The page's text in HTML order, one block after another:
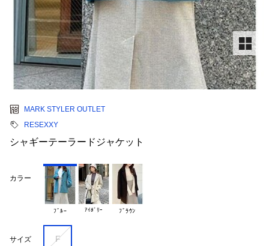
MARK STYLER OUTLET
RESEXXY
シャギーテーラードジャケット
カラー
ﾌﾞﾙｰ ｱｲﾎﾞﾘｰ ﾌﾞﾗｳﾝ
サイズ F